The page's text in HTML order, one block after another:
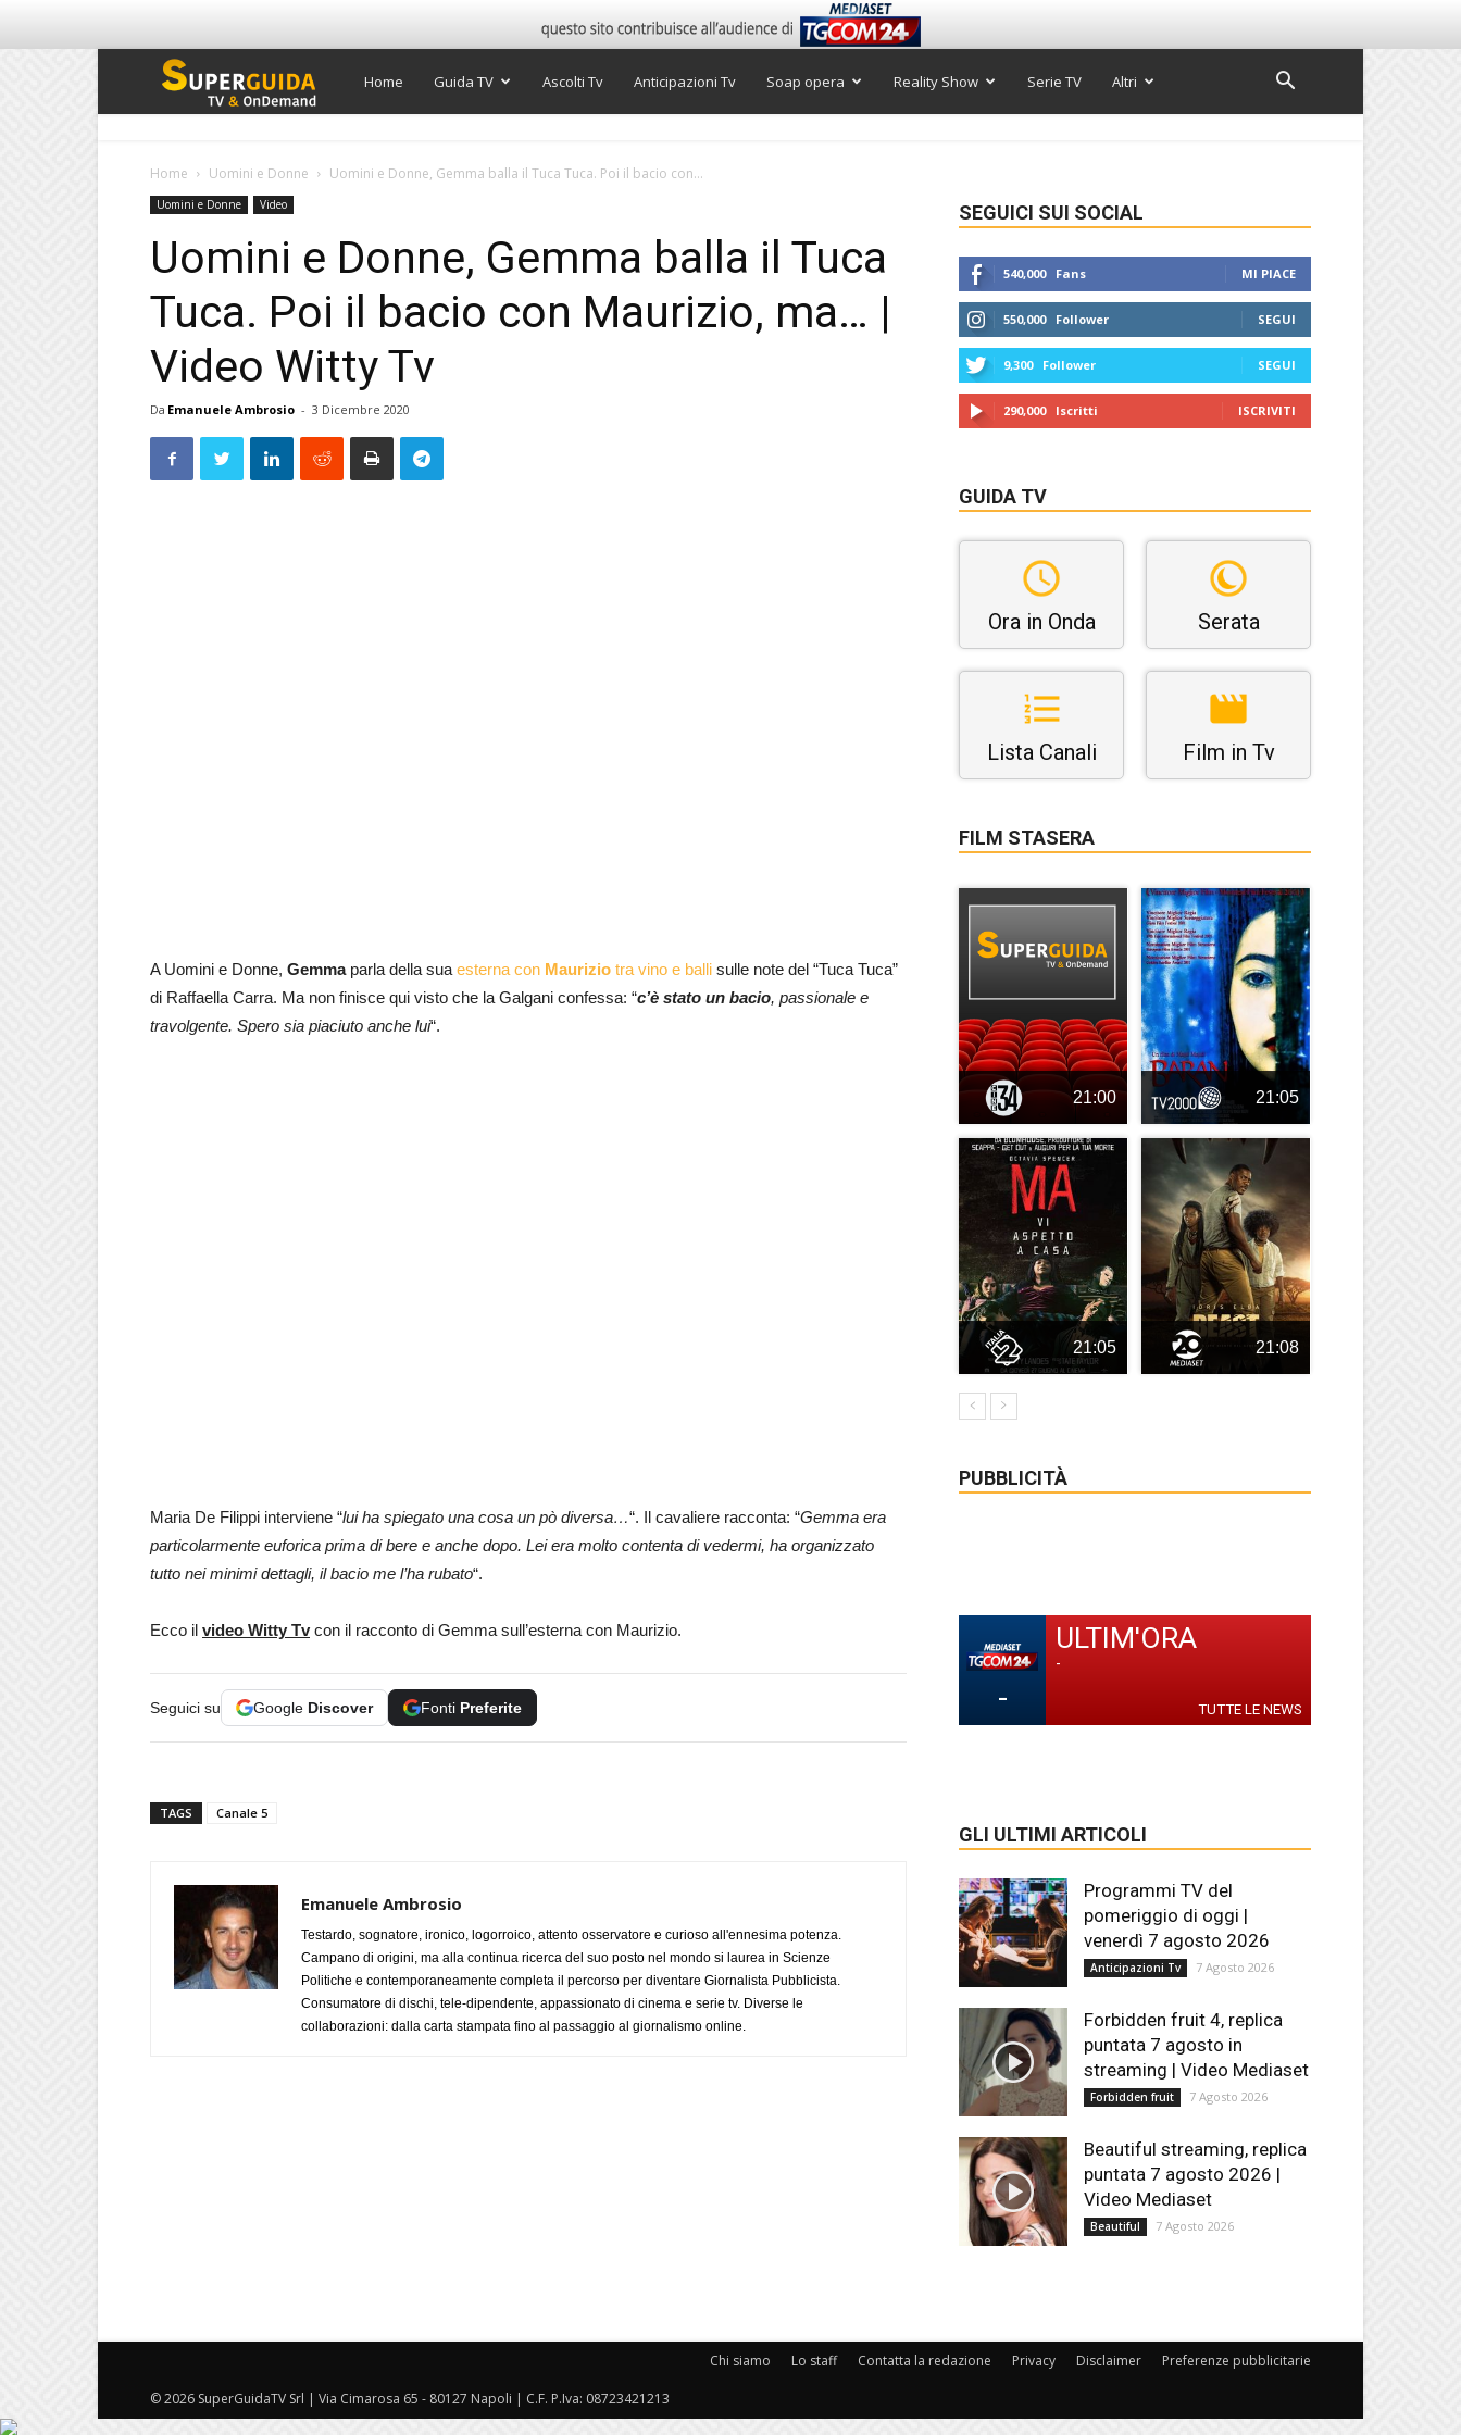
Super
Home Guida TV Ascolti Tv Anticipazioni Tv Soap opera Reality Show Serie TV Altri
Home Uomini e Donne Uomini e Donne, Gemma balla il Tuca Tuca. Poi il bacio con...
Uomini e Donne Video
Uomini e Donne, Gemma balla il Tuca
Tuca. Poi il bacio con Maurizio, ma… |
Video Witty Tv
Da Emanuele Ambrosio - 3 Dicembre 2020
A Uomini e Donne, Gemmaparla della sua esterna con Maurizio tra vino e balli sulle note del “Tuca Tuca”
di Raffaella Carra. Ma non finisce qui visto che la Galgani confessa: “c’è stato un bacio, passionale e
travolgente. Spero sia piaciuto anche lui“.
Maria De Filippi interviene “lui ha spiegato una cosa un pò diversa…“. Il cavaliere racconta: “Gemma era
particolarmente euforica prima di bere e anche dopo. Lei era molto contenta di vedermi, ha organizzato
tutto nei minimi dettagli, il bacio me l’ha rubato“.
Ecco il video Witty Tvcon il racconto di Gemma sull’esterna con Maurizio.
Seguici su Google Discover Fonti Preferite
TAGS Canale 5
Emanuele Ambrosio
Testardo, sognatore, ironico, logorroico, attento osservatore e curioso all'ennesima potenza.
Campano di origini, ma alla continua ricerca del suo posto nel mondo si laurea in Scienze
Politiche e contemporaneamente completa il percorso per diventare Giornalista Pubblicista.
Consumatore di dischi, tele-dipendente, appassionato di cinema e serie tv. Diverse le
collaborazioni: dalla carta stampata fino al passaggio al giornalismo online.
SEGUICI SUI SOCIAL
540,000 Fans MI PIACE
550,000 Follower SEGUI
9,300 Follower SEGUI
290,000 Iscritti ISCRIVITI
GUIDA TV
Ora in Onda Serata
Lista Canali Film in Tv
FILM STASERA
21:00 21:05
21:05 21:08
PUBBLICITÀ
-
ULTIM'ORA
-
TUTTE LE NEWS
GLI ULTIMI ARTICOLI
Programmi TV del
pomeriggio di oggi |
venerdì 7 agosto 2026
Anticipazioni Tv 7 Agosto 2026
Forbidden fruit 4, replica
puntata 7 agosto in
streaming | Video Mediaset
Forbidden fruit 7 Agosto 2026
Beautiful streaming, replica
puntata 7 agosto 2026 |
Video Mediaset
Beautiful 7 Agosto 2026
Chi siamo Lo staff Contatta la redazione Privacy Disclaimer Preferenze pubblicitarie
© 2026 SuperGuidaTV Srl | Via Cimarosa 65 - 80127 Napoli | C.F. P.Iva: 08723421213